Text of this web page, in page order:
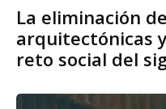
La eliminación
arquitectónicas
reto social del